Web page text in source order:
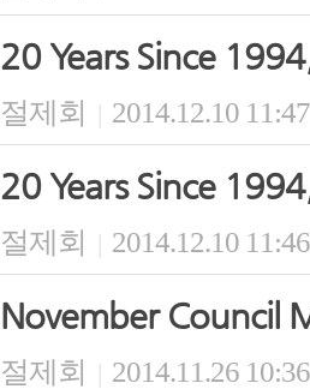
20 Years Since
절제회 | 2014.12.10 11:47
20 Years Since
절제회 | 2014.12.10 11:46
November Council
절제회 | 2014.11.26 10:36